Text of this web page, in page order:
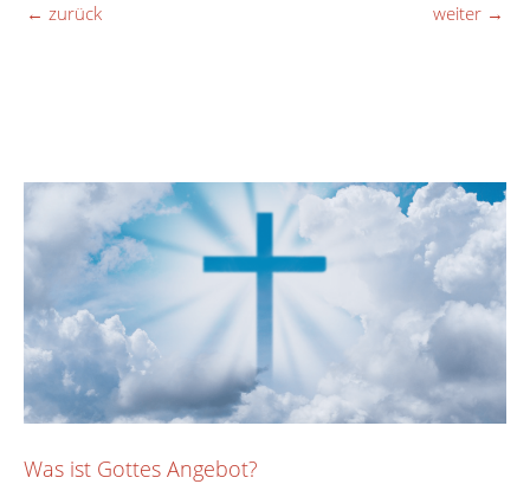
← zurück weiter →
Was ist Gottes Angebot?